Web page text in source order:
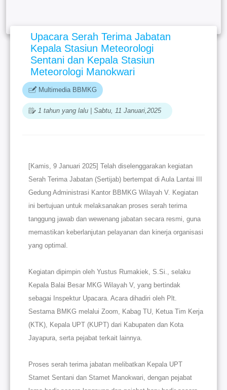
Upacara Serah Terima Jabatan
Kepala Stasiun Meteorologi
Sentani dan Kepala Stasiun
Meteorologi Manokwari
Multimedia BBMKG
1 tahun yang lalu | Sabtu, 11 Januari,2025
[Kamis, 9 Januari 2025] Telah diselenggarakan kegiatan
Serah Terima Jabatan (Sertijab) bertempat di Aula Lantai III
Gedung Administrasi Kantor BBMKG Wilayah V. Kegiatan
ini bertujuan untuk melaksanakan proses serah terima
tanggung jawab dan wewenang jabatan secara resmi, guna
memastikan keberlanjutan pelayanan dan kinerja organisasi
yang optimal.
Kegiatan dipimpin oleh Yustus Rumakiek, S.Si., selaku
Kepala Balai Besar MKG Wilayah V, yang bertindak
sebagai Inspektur Upacara. Acara dihadiri oleh Plt.
Sestama BMKG melalui Zoom, Kabag TU, Ketua Tim Kerja
(KTK), Kepala UPT (KUPT) dari Kabupaten dan Kota
Jayapura, serta pejabat terkait lainnya.
Proses serah terima jabatan melibatkan Kepala UPT
Stamet Sentani dan Stamet Manokwari, dengan pejabat